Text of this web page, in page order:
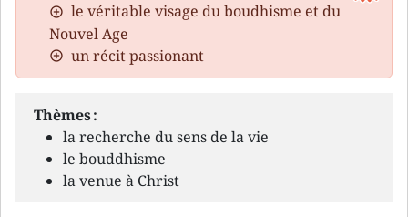
le véritable visage du boudhisme et du
Nouvel Age
un récit passionant
Thèmes :
la recherche du sens de la vie
le bouddhisme
la venue à Christ